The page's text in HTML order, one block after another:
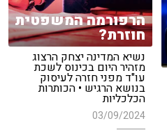
הרפורמה המשפטית
חוזרת?
נשיא המדינה יצחק הרצוג
מזהיר היום בכינוס לשכת
עו"ד מפני חזרה לעיסוק
בנושא הרגיש • הכותרות
הכלכליות
03/09/2024